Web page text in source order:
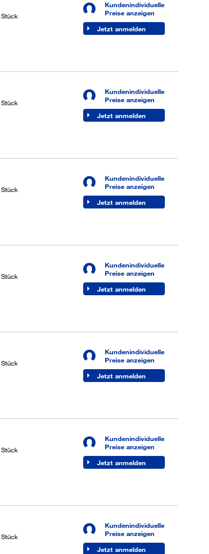
Stück
Kundenindividuelle
Preise anzeigen
Jetzt anmelden
Stück
Kundenindividuelle
Preise anzeigen
Jetzt anmelden
Stück
Kundenindividuelle
Preise anzeigen
Jetzt anmelden
Stück
Kundenindividuelle
Preise anzeigen
Jetzt anmelden
Stück
Kundenindividuelle
Preise anzeigen
Jetzt anmelden
Stück
Kundenindividuelle
Preise anzeigen
Jetzt anmelden
Stück
Kundenindividuelle
Preise anzeigen
Jetzt anmelden